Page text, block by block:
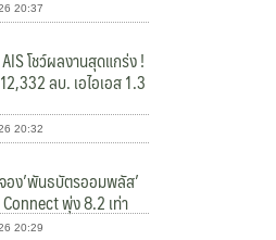
20:37
โชว์ผลงานสุดแกร่ง !
ลบ. เอไอเอส 1.3
20:32
อง’พันธบัตรออมพลัส’
พุ่ง 8.2 เท่า
20:29